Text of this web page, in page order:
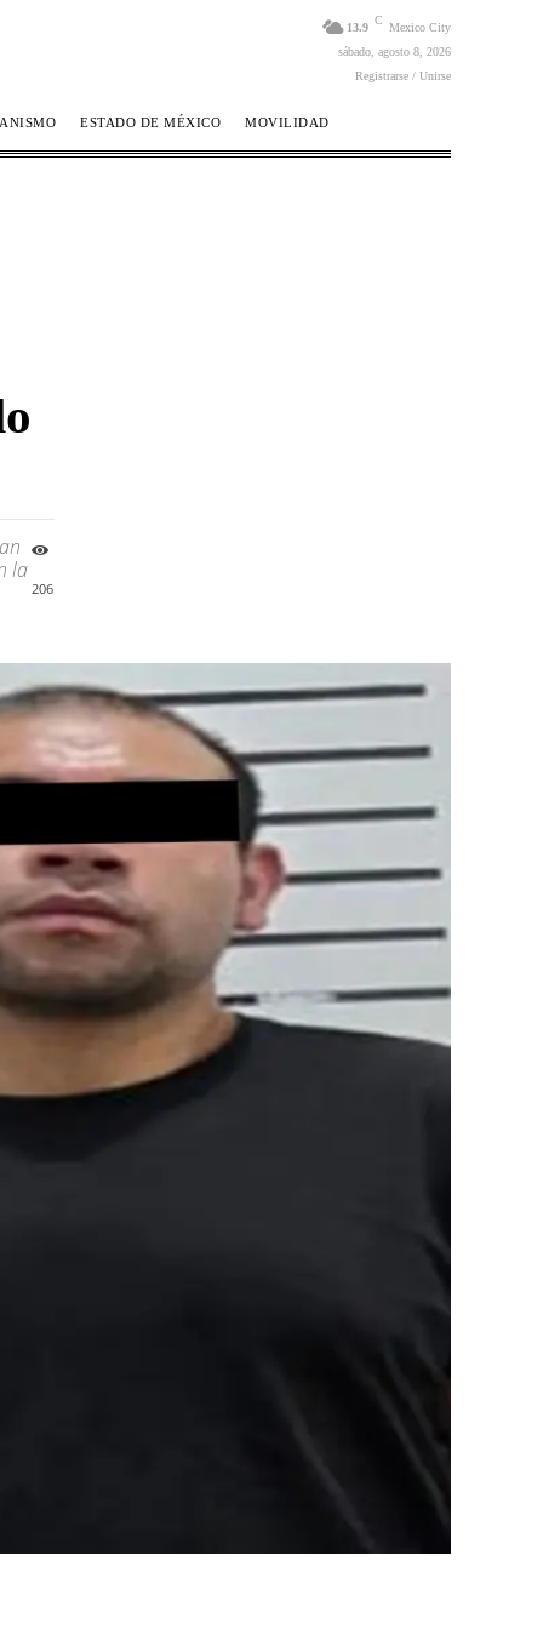
13.9
C
Mexico City
sábado, agosto 8, 2026
Registrarse / Unirse
ESTADO DE MÉXICO MOVILIDAD
la
206